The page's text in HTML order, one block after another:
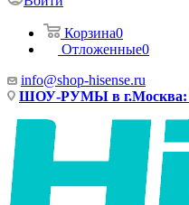
Корзина0
Отложенные0
info@shop-hisense.ru
ШОУ-РУМЫ в г.Москва: